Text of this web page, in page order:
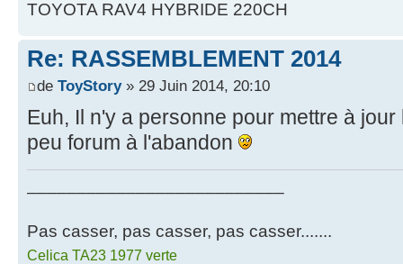
TOYOTA RAV4 HYBRIDE 220CH
Re: RASSEMBLEMENT 2014
de ToyStory» 29 Juin 2014, 20:10
Euh, Il n'y a personne pour mettre à
peu forum à l'abandon
Pas casser, pas casser, pas casser.......
Celica TA23 1977 verte